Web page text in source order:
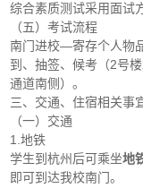
综合素质测试采用面试
（五）考试流程
南门进校—寄存个人物
到、抽签、候考（2号
通道南侧）。
三、交通、住宿相关事
（一）交通
1.地铁
学生到杭州后可乘坐地
即可到达我校南门。